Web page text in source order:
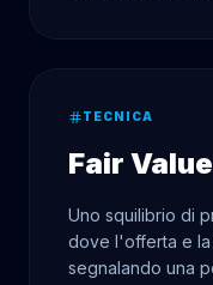
TECNICA
Fair
Uno squilibrio di
dove l'offerta e la
segnalando una